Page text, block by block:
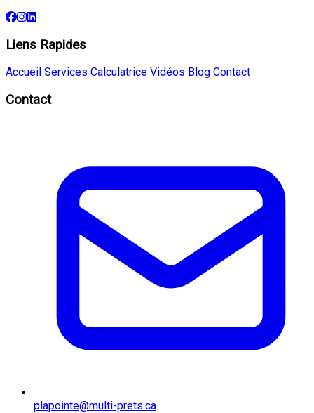
Liens Rapides
Accueil Services Calculatrice Vidéos Blog Contact
Contact
plapointe@multi-prets.ca